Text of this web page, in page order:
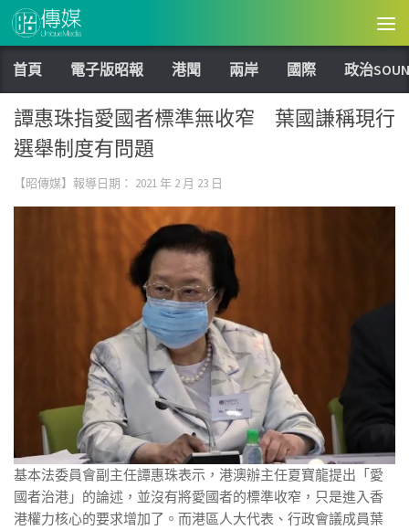
Skip to content
首頁 電子版昭報 港聞 兩岸 國際 政治
譚惠珠指愛國者標準無收窄 葉國謙稱現行
選舉制度有問題
【昭傳媒】報導日期： 2021 年 2 月 23 日
基本法委員會副主任譚惠珠表示，港澳辦主任夏寶龍提出「愛
國者治港」的論述，並沒有將愛國者的標準收窄，只是進入香
港權力核心的要求增加了。而港區人大代表、行政會議成員葉